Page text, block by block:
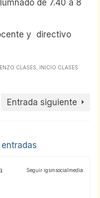
de 7.40 a 8
y directivo
CLASES INICIO CLASES
Entrada siguiente
Seguir igsmsocialmedia: